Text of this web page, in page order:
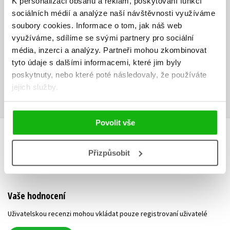
sociálních médií a analýze naší návštěvnosti využíváme
soubory cookies. Informace o tom, jak náš web
využíváme, sdílíme se svými partnery pro sociální
média, inzerci a analýzy. Partneři mohou zkombinovat
tyto údaje s dalšími informacemi, které jim byly
poskytnuty, nebo které poté následovaly, že používáte
jejich služby.
Povolit vše
Přizpůsobit
Obsah.pdf Lekce 01.zip ZIP Lekce 02.zip
Lekce 03.zip Lekce 04.zip Lekce 05.zip
ZIP Lekce 06.zip ZIP Lekce 07.zip ZIP Lekce 08.zip
ZIP Lekce 09.zip
HODNOCENÍ ČTENÁŘŮ
V současné době nejsou vytvořena žádná uživatelská hodnocení.
Vaše hodnocení
Uživatelskou recenzi mohou vkládat pouze registrovaní uživatelé